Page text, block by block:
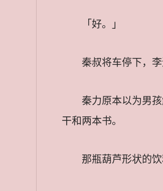
「好。」
秦叔将车停下，
秦力原本以为男
干和两本书。
那瓶葫芦形状的